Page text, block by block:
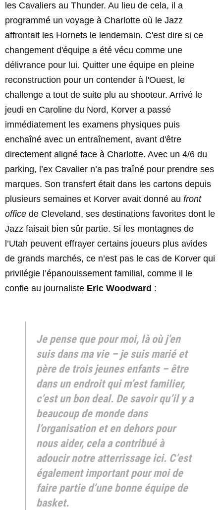
les Cavaliers au Thunder. Au lieu de cela, il a
programmé un voyage à Charlotte où le Jazz
affrontait les Hornets le lendemain. C'est dire si ce
changement d'équipe a été vécu comme une
délivrance pour lui. Quitter une équipe en pleine
reconstruction pour un contender à l'Ouest, le
challenge a tout de suite plu au shooteur. Arrivé le
jeudi en Caroline du Nord, Korver a passé
immédiatement les examens physiques puis
enchaîné avec un entraînement, avant d'être
directement aligné face à Charlotte. Avec un 4/6 du
parking, l’ex Cavalier n’a pas traîné pour prendre ses
marques. Son transfert était dans les cartons depuis
plusieurs semaines et Korver avait donné au front
office de Cleveland, ses destinations favorites dont le
Jazz faisait bien sûr partie. Si les montagnes de
l’Utah peuvent effrayer certains joueurs plus avides
de grands marchés, ce n’est pas le cas de Korver qui
privilégie l’épanouissement familial, comme il le
confie au journaliste Eric Woodward :
Je pense que pour moi, là où j’en
suis dans ma vie – je suis marié et
père de trois jeunes enfants – être
dans un endroit qui m’est familier,
c’est un bon deal. De savoir qu’il y a
beaucoup de monde dans
l’organisation et en dehors pour
nous aider, cela a contribué à
adoucir notre atterrissage ici. C’est
également important pour moi de
faire partie d’une bonne équipe de
basket.